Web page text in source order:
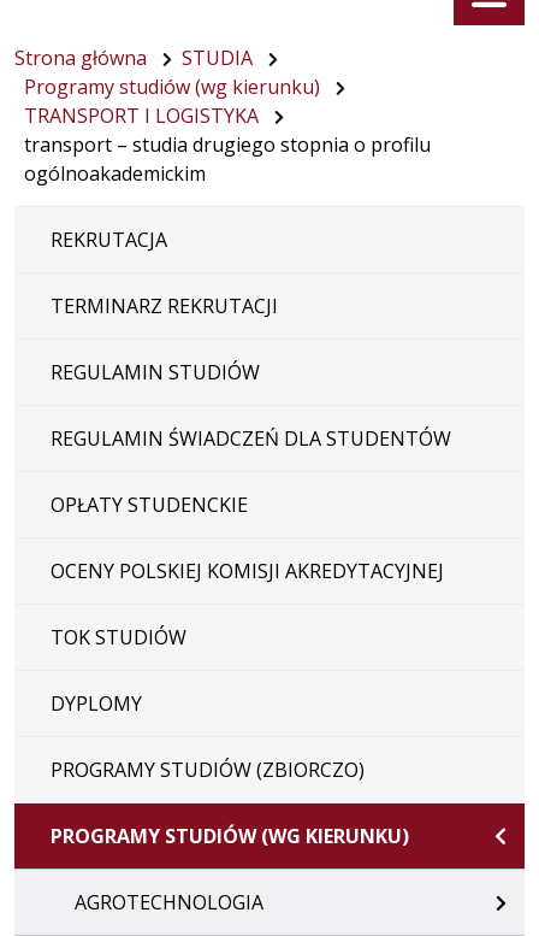
Strona główna
STUDIA
Programy studiów (wg kierunku)
TRANSPORT I LOGISTYKA
transport – studia drugiego stopnia o profilu
ogólnoakademickim
REKRUTACJA
TERMINARZ REKRUTACJI
REGULAMIN STUDIÓW
REGULAMIN ŚWIADCZEŃ DLA STUDENTÓW
OPŁATY STUDENCKIE
OCENY POLSKIEJ KOMISJI AKREDYTACYJNEJ
TOK STUDIÓW
DYPLOMY
PROGRAMY STUDIÓW (ZBIORCZO)
PROGRAMY STUDIÓW (WG KIERUNKU)
AGROTECHNOLOGIA